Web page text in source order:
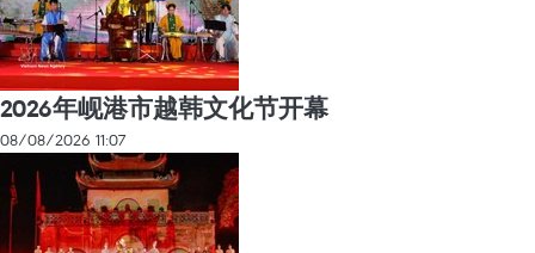
2026年岘港市越韩文化节开幕
08/08/2026 11:07